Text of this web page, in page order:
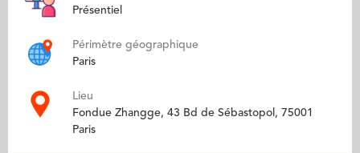
Présentiel
Périmètre géographique
Paris
Lieu
Fondue Zhangge, 43 Bd de Sébastopol, 75001
Paris